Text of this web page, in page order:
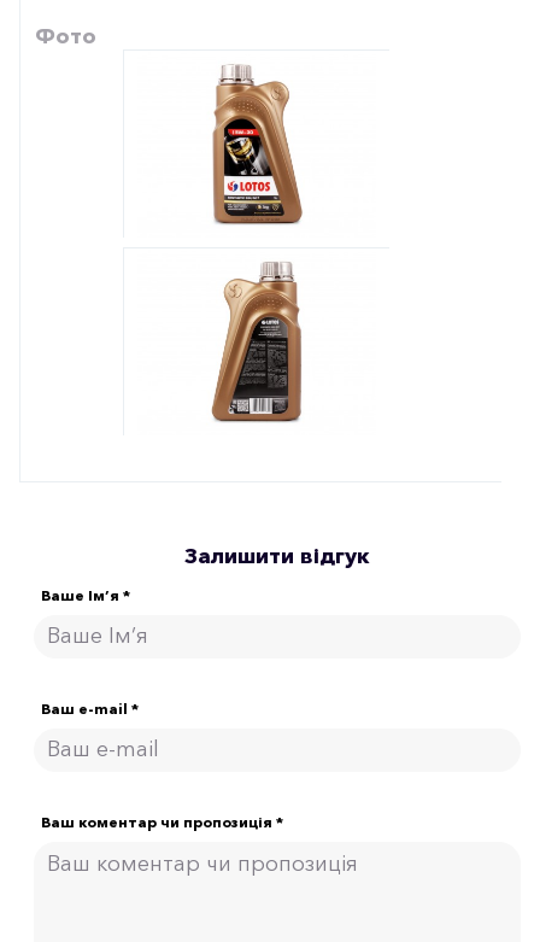
Фото
Залишити відгук
Ваше Ім’я *
Ваш e-mail *
Ваш коментар чи пропозиція *